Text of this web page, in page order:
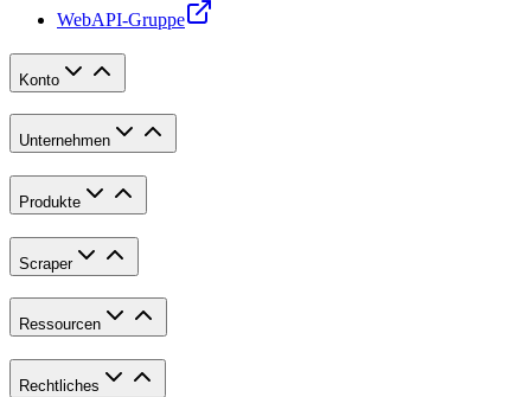
WebAPI-Gruppe
Konto
Unternehmen
Produkte
Scraper
Ressourcen
Rechtliches